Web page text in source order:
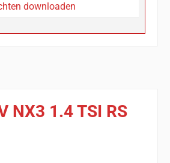
downloaden
NX3 1.4 TSI RS